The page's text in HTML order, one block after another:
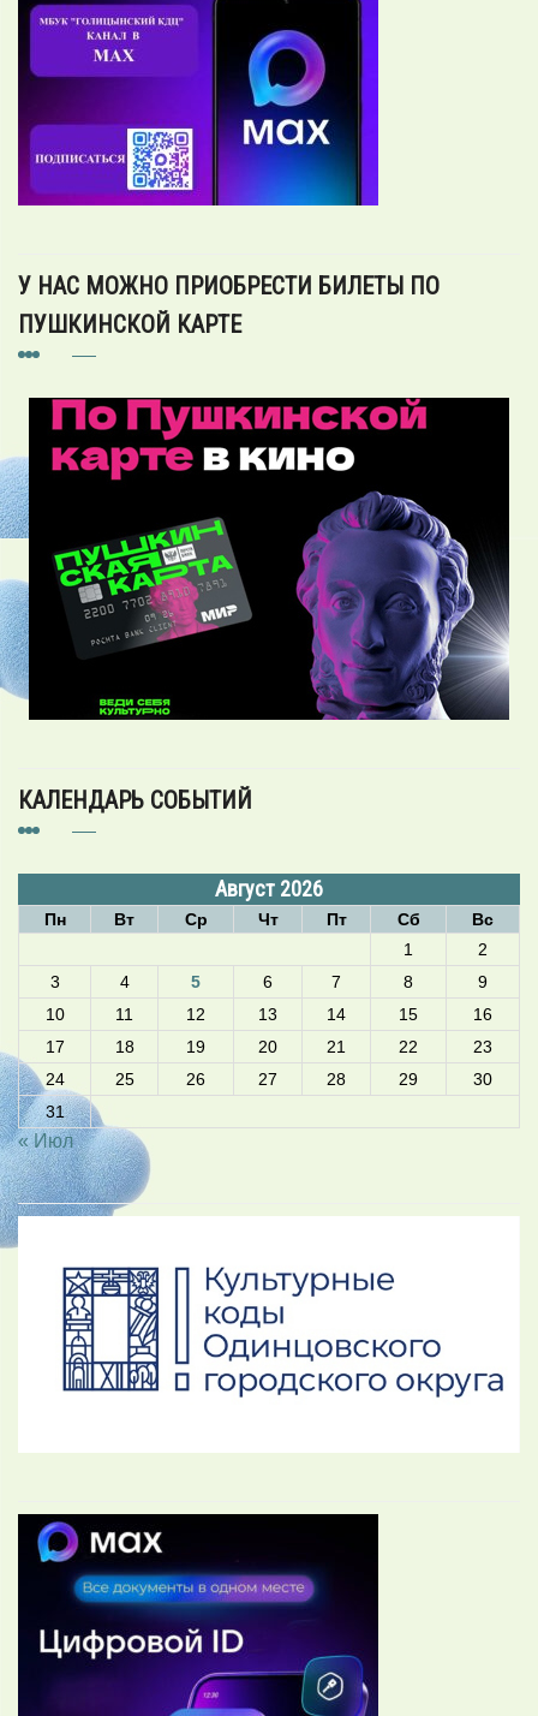
У НАС МОЖНО ПРИОБРЕСТИ БИЛЕТЫ ПО
ПУШКИНСКОЙ КАРТЕ
КАЛЕНДАРЬ СОБЫТИЙ
Август 2026
Пн Вт Ср Чт Пт Сб
Вс
1
2
3
4 5 6 7 8
9
10
11 12 13 14 15
16
17
18 19 20 21 22
23
24
25 26 27 28 29
30
31
« Июл